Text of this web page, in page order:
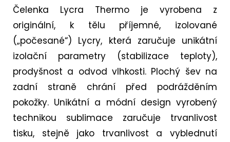
Čelenka Lycra Thermo je vyrobena z
originální, k tělu příjemné, izolované
(„počesané“) Lycry, která zaručuje unikátní
izolační parametry (stabilizace teploty),
prodyšnost a odvod vlhkosti. Plochý šev na
zadní straně chrání před podrážděním
pokožky. Unikátní a módní design vyrobený
technikou sublimace zaručuje trvanlivost
tisku, stejně jako trvanlivost a vyblednutí